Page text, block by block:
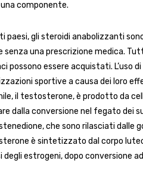
componente.
paesi, gli steroidi anabolizzanti
senza una prescrizione medica.
possono essere acquistati. L’uso
sportive a causa dei loro
il testosterone, è prodotto da
dalla conversione nel fegato dei
che sono rilasciati dalle
è sintetizzato dal corpo
degli estrogeni, dopo conversione